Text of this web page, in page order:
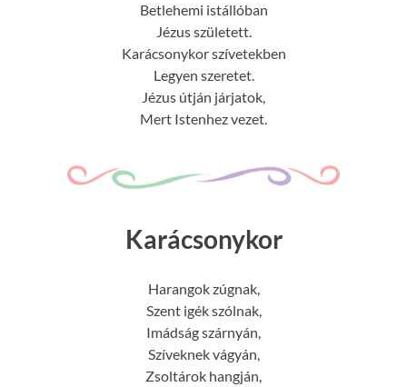
Betlehemi istállóban
Jézus született.
Karácsonykor szívetekben
Legyen szeretet.
Jézus útján járjatok,
Mert Istenhez vezet.
Karácsonykor
Harangok zúgnak,
Szent igék szólnak,
Imádság szárnyán,
Szíveknek vágyán,
Zsoltárok hangján,